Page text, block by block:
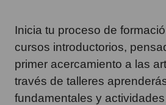
Inicia tu proceso de
cursos introductorios,
primer acercamiento a las
través de talleres
fundamentales y